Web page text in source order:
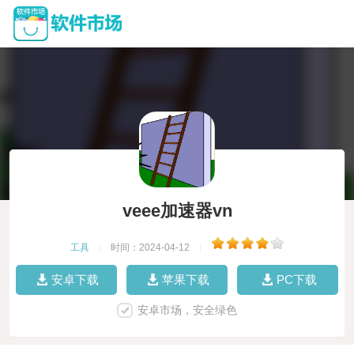
veee加速器vn
工具 时间：2024-04-12
安卓下载 苹果下载 PC下载
安卓市场，安全绿色